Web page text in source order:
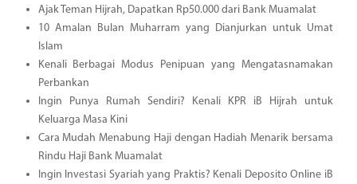
Ajak Teman Hijrah, Dapatkan Rp50.000 dari Bank Muamalat
10 Amalan Bulan Muharram yang Dianjurkan untuk Umat
Islam
Kenali Berbagai Modus Penipuan yang Mengatasnamakan
Perbankan
Ingin Punya Rumah Sendiri? Kenali KPR iB Hijrah untuk
Keluarga Masa Kini
Cara Mudah Menabung Haji dengan Hadiah Menarik bersama
Rindu Haji Bank Muamalat
Ingin Investasi Syariah yang Praktis? Kenali Deposito Online iB